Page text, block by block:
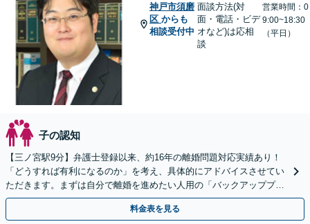
神戸市須磨
区 からも
相談受付中
面談方法(対
面・電話・ビデ
オなど)は応相
談
営業時間：0
9:00~18:30
（平日）
子の認知
【三ノ宮駅9分】弁護士登録以来、約16年の離婚問題対応実績あり！
「どうすれば有利になるのか」を考え、具体的にアドバイスさせてい
ただきます。まずは自分で離婚を進めたい人用の「バックアッププラ
ン」もあります【平日の初回相談無料】【当日相談可能】
料金表を見る